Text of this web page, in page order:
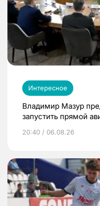
Интересное
Владимир Мазур
запустить прямой
20:40 / 06.08.26